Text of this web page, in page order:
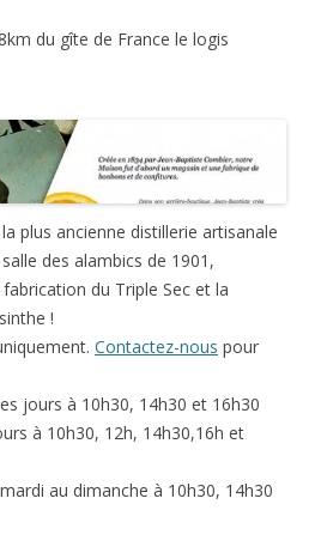
du gîte de France le logis
plus ancienne distillerie artisanale
des alambics de 1901,
du Triple Sec et la
!
Contactez-nous pour
jours à 10h30, 14h30 et 16h30
à 10h30, 12h, 14h30,16h et
au dimanche à 10h30, 14h30